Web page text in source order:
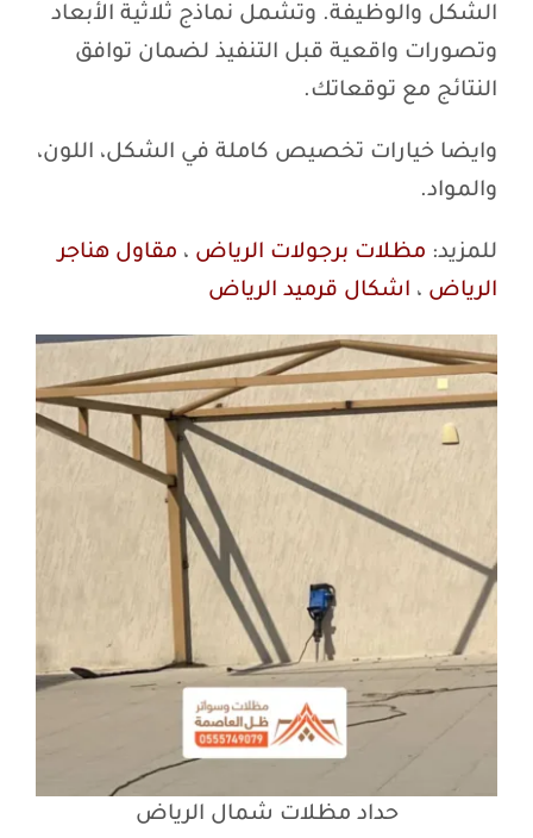
الشكل والوظيفة. وتشمل نماذج ثلاثية الأبعاد
وتصورات واقعية قبل التنفيذ لضمان توافق
النتائج مع توقعاتك.
وايضا خيارات تخصيص كاملة في الشكل، اللون،
والمواد.
للمزيد: مظلات برجولات الرياض ، مقاول هناجر
الرياض ، اشكال قرميد الرياض
حداد مظلات شمال الرياض